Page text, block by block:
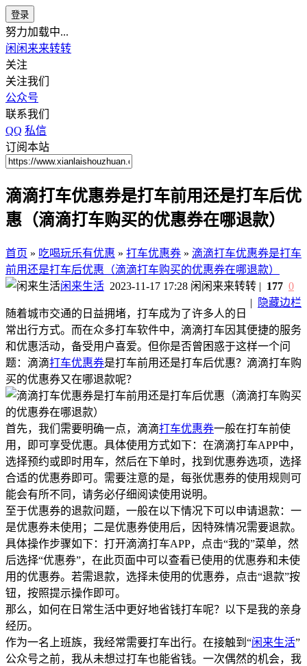
登录
努力加载中...
闲闲来来转转
关注
关注我们
公众号
联系我们
QQ 私信
订阅本站
滴滴打车优惠券是打车前用还是打车后优
惠（滴滴打车购买的优惠券在哪退款）
首页 » 吃喝玩乐有优惠 » 打车优惠券 » 滴滴打车优惠券是打车
前用还是打车后优惠（滴滴打车购买的优惠券在哪退款）
闲来生活 2023-11-17 17:28 闲闲来来转转
|
隐藏边栏
| 177 0
随着城市交通的日益拥堵，打车成为了许多人的日
常出行方式。而在众多打车软件中，滴滴打车因其便捷的服务
和优惠活动，备受用户喜爱。但你是否曾困惑于这样一个问
题：滴滴打车优惠券是打车前用还是打车后优惠？滴滴打车购
买的优惠券又在哪退款呢？
首先，我们需要明确一点，滴滴打车优惠券一般在打车前使
用，即可享受优惠。具体使用方式如下：在滴滴打车APP中，
选择预约或即时用车，然后在下单时，找到优惠券选项，选择
合适的优惠券即可。需要注意的是，每张优惠券的使用规则可
能会有所不同，请务必仔细阅读使用说明。
至于优惠券的退款问题，一般在以下情况下可以申请退款：一
是优惠券未使用；二是优惠券使用后，因特殊情况需要退款。
具体操作步骤如下：打开滴滴打车APP，点击“我的”菜单，然
后选择“优惠券”，在此页面中可以查看已使用的优惠券和未使
用的优惠券。若需退款，选择未使用的优惠券，点击“退款”按
钮，按照提示操作即可。
那么，如何在日常生活中更好地省钱打车呢？以下是我的亲身
经历。
作为一名上班族，我经常需要打车出行。在接触到“闲来生活”
公众号之前，我从未想过打车也能省钱。一次偶然的机会，我